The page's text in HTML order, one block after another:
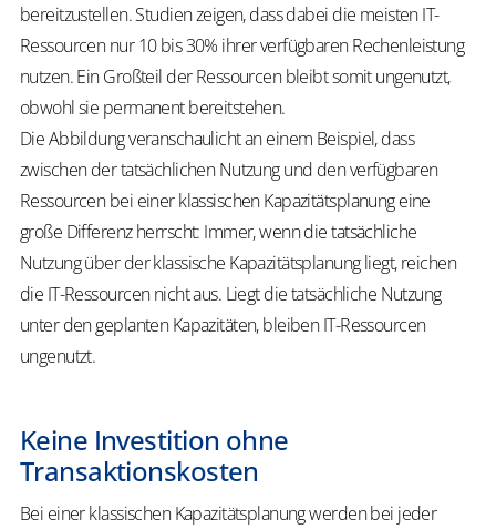
bereitzustellen. Studien zeigen, dass dabei die meisten IT-
Ressourcen nur 10 bis 30% ihrer verfügbaren Rechenleistung
nutzen. Ein Großteil der Ressourcen bleibt somit ungenutzt,
obwohl sie permanent bereitstehen.
Die Abbildung veranschaulicht an einem Beispiel, dass
zwischen der tatsächlichen Nutzung und den verfügbaren
Ressourcen bei einer klassischen Kapazitätsplanung eine
große Differenz herrscht: Immer, wenn die tatsächliche
Nutzung über der klassische Kapazitätsplanung liegt, reichen
die IT-Ressourcen nicht aus. Liegt die tatsächliche Nutzung
unter den geplanten Kapazitäten, bleiben IT-Ressourcen
ungenutzt.
Keine Investition ohne
Transaktionskosten
Bei einer klassischen Kapazitätsplanung werden bei jeder